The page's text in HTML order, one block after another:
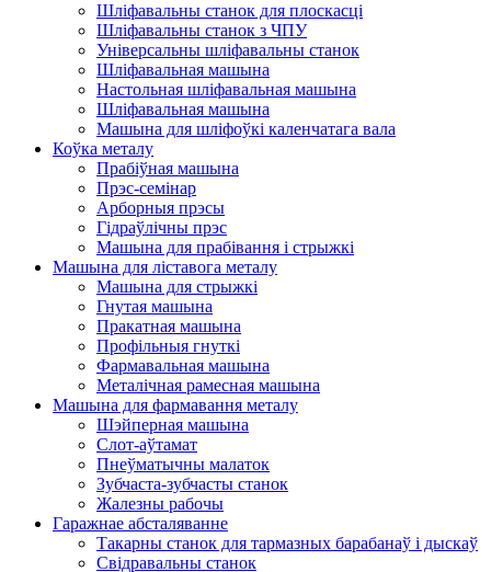
Шліфавальны станок для плоскасці
Шліфавальны станок з ЧПУ
Універсальны шліфавальны станок
Шліфавальная машына
Настольная шліфавальная машына
Шліфавальная машына
Машына для шліфоўкі каленчатага вала
Коўка металу
Прабіўная машына
Прэс-семінар
Арборныя прэсы
Гідраўлічны прэс
Машына для прабівання і стрыжкі
Машына для ліставога металу
Машына для стрыжкі
Гнутая машына
Пракатная машына
Профільныя гнуткі
Фармавальная машына
Металічная рамесная машына
Машына для фармавання металу
Шэйперная машына
Слот-аўтамат
Пнеўматычны малаток
Зубчаста-зубчасты станок
Жалезны рабочы
Гаражнае абсталяванне
Такарны станок для тармазных барабанаў і дыскаў
Свідравальны станок